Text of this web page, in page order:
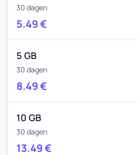
30 dagen
5.49€
5 GB
30 dagen
8.49€
10 GB
30 dagen
13.49€